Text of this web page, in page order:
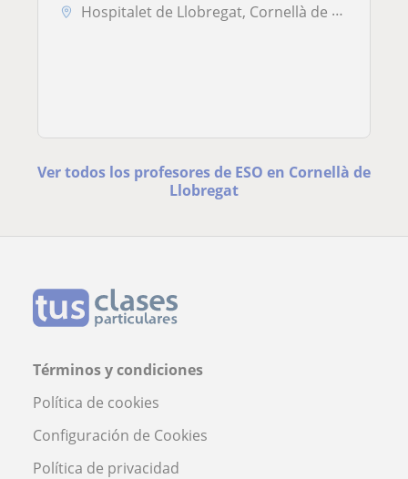
Hospitalet de Llobregat, Cornellà de Llobregat
Ver todos los profesores de ESO en Cornellà de
Llobregat
Términos y condiciones
Política de cookies
Configuración de Cookies
Política de privacidad